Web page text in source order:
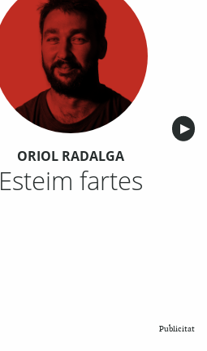
▶︎
ORIOL RADALGA
Esteim fartes
Publicitat